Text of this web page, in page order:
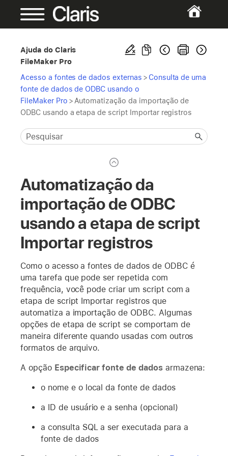
Ajuda do Claris
FileMaker Pro
Acesso a fontes de dados externas > Consulta de uma
fonte de dados de ODBC usando o
FileMaker Pro > Automatização da importação de
ODBC usando a etapa de script Importar registros
Automatização da
importação de ODBC
usando a etapa de script
Importar registros
Como o acesso a fontes de dados de ODBC é
uma tarefa que pode ser repetida com
frequência, você pode criar um script com a
etapa de script Importar registros que
automatiza a importação de ODBC. Algumas
opções de etapa de script se comportam de
maneira diferente quando usadas com outros
formatos de arquivo.
A opção Especificar fonte de dadosarmazena:
o nome e o local da fonte de dados
a ID de usuário e a senha (opcional)
a consulta SQL a ser executada para a
fonte de dados